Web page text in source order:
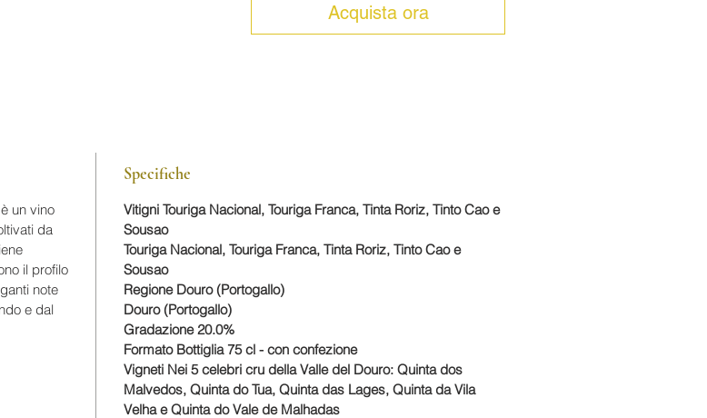
Acquista ora
un vino
da
il profilo
note
e dal
Specifiche
Vitigni Touriga Nacional, Touriga Franca, Tinta Roriz, Tinto Cao e
Sousao
Touriga Nacional, Touriga Franca, Tinta Roriz, Tinto Cao e
Sousao
Regione Douro (Portogallo)
Douro (Portogallo)
Gradazione 20.0%
Formato Bottiglia 75 cl - con confezione
Vigneti Nei 5 celebri cru della Valle del Douro: Quinta dos
Malvedos, Quinta do Tua, Quinta das Lages, Quinta da Vila
Velha e Quinta do Vale de Malhadas